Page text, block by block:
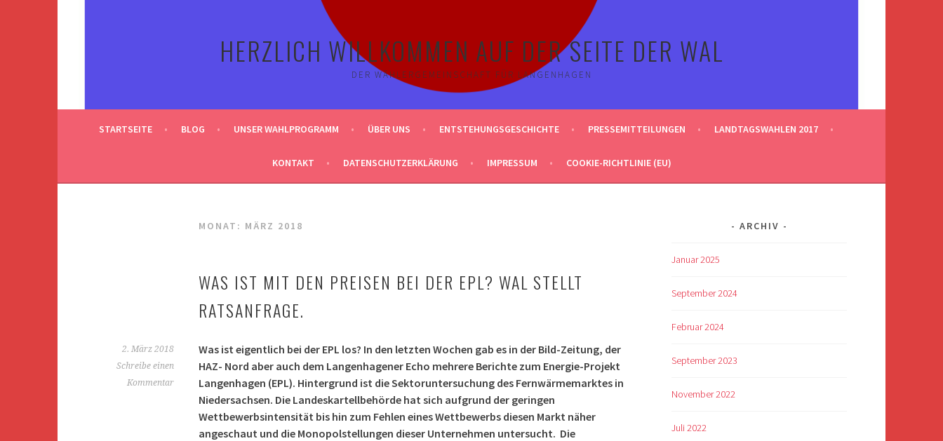
HERZLICH WILLKOMMEN AUF DER SEITE DER WAL
DER WÄHLERGEMEINSCHAFT FÜR LANGENHAGEN
STARTSEITE BLOG UNSER WAHLPROGRAMM ÜBER UNS ENTSTEHUNGSGESCHICHTE PRESSEMITTEILUNGEN LANDTAGSWAHLEN 2017
KONTAKT DATENSCHUTZERKLÄRUNG IMPRESSUM COOKIE-RICHTLINIE (EU)
MONAT: MÄRZ 2018
WAS IST MIT DEN PREISEN BEI DER EPL? WAL STELLT
RATSANFRAGE.
2. März 2018
Schreibe einen
Kommentar
Was ist eigentlich bei der EPL los? In den letzten Wochen gab es in der Bild-Zeitung, der
HAZ- Nord aber auch dem Langenhagener Echo mehrere Berichte zum Energie-Projekt
Langenhagen (EPL). Hintergrund ist die Sektoruntersuchung des Fernwärmemarktes in
Niedersachsen. Die Landeskartellbehörde hat sich aufgrund der geringen
Wettbewerbsintensität bis hin zum Fehlen eines Wettbewerbs diesen Markt näher
angeschaut und die Monopolstellungen dieser Unternehmen untersucht. Die
ARCHIV
Januar 2025
September 2024
Februar 2024
September 2023
November 2022
Juli 2022